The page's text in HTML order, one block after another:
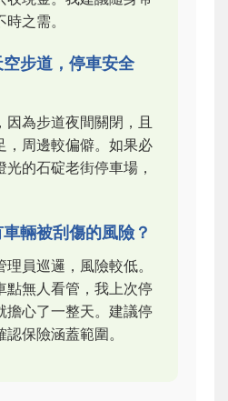
之需。
步道，停車安全
因為步道夜間關閉，且
，周邊較偏僻。如果必
的石碇老街停車場，
輛被刮傷的風險？
員巡邏，風險較低。
點無人看管，我上次停
擔心了一整天。建議停
保險涵蓋範圍。